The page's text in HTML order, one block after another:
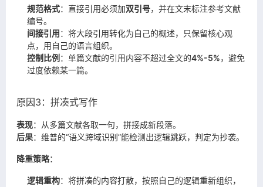
规范格式：直接引用必须加双引号，并在文末标注参考文献
编号。
间接引用：将大段引用转化为自己的概述，只保留核心观
点，用自己的语言组织。
控制比例 ：单篇文献的引用内容不超过全文的4%-5%，避免
过度依赖某一篇。
原因3：拼凑式写作
表现：从多篇文献各取一句，拼接成新段落。
后果：维普的“语义跨域识别”能检测出逻辑跳跃，判定为抄袭。
降重策略：
逻辑重构：将拼凑的内容打散，按照自己的逻辑重新组织，